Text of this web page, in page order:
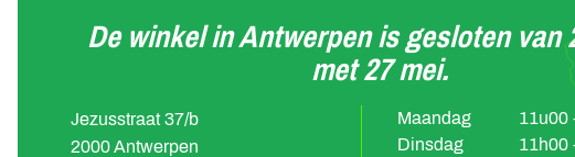
De winkel in Antwerpen is gesloten van
met 27 mei.
Jezusstraat 37/b
2000 Antwerpen
Maandag
11u00
Dinsdag
11h00